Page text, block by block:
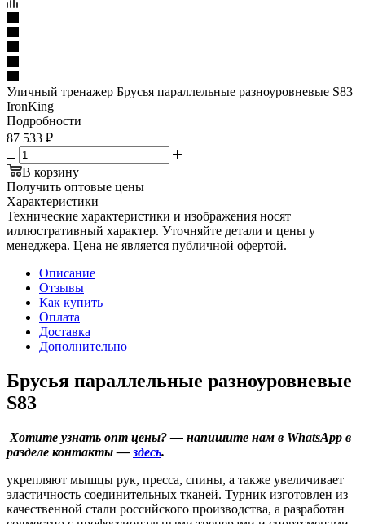
Уличный тренажер Брусья параллельные разноуровневые S83
IronKing
Подробности
87 533 ₽
В корзину
Получить оптовые цены
Характеристики
Технические характеристики и изображения носят
иллюстративный характер. Уточняйте детали и цены у
менеджера. Цена не является публичной офертой.
Описание
Отзывы
Как купить
Оплата
Доставка
Дополнительно
Брусья параллельные разноуровневые
S83
️ Хотите узнать опт цены? — напишите нам в WhatsApp в
разделе контакты — здесь.
укрепляют мышцы рук, пресса, спины, а также увеличивает
эластичность соединительных тканей. Турник изготовлен из
качественной стали российского производства, а разработан